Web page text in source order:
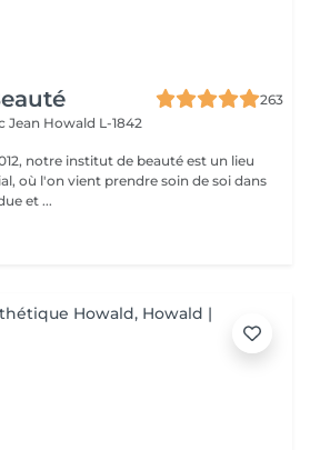
263
Jean Howald L-1842
notre institut de beauté est un lieu
où l'on vient prendre soin de soi dans
et ...